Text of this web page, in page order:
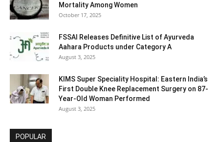
Mortality Among Women
October 17, 2025
FSSAI Releases Definitive List of Ayurveda
Aahara Products under Category A
August 3, 2025
KIMS Super Speciality Hospital: Eastern India’s
First Double Knee Replacement Surgery on 87-
Year-Old Woman Performed
August 3, 2025
POPULAR